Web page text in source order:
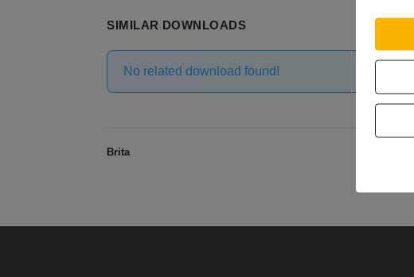
SIMILAR DOWNLOADS
No related download found!
Brita